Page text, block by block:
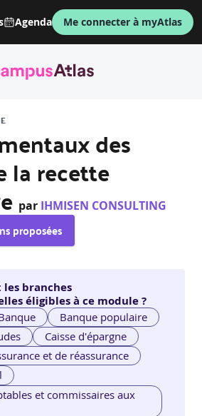
Agenda Me connecter à myAtlas
des
la recette
par IHMISEN CONSULTING
proposées
les branches
éligibles à ce module ?
Banque populaire
Caisse d'épargne
et de réassurance
et commissaires aux